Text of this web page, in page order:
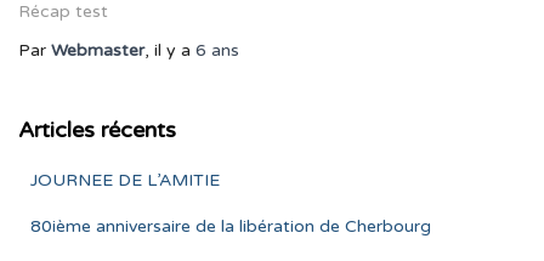
Récap test
Par Webmaster, il y a 6 ans
Articles récents
JOURNEE DE L’AMITIE
80ième anniversaire de la libération de Cherbourg